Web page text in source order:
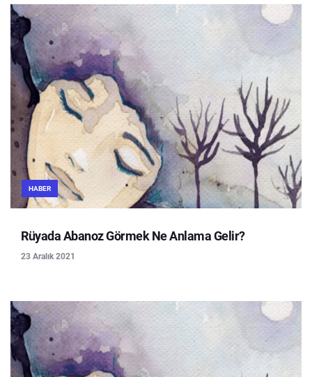
HABER
Rüyada Abanoz Görmek Ne Anlama Gelir?
23 Aralık 2021